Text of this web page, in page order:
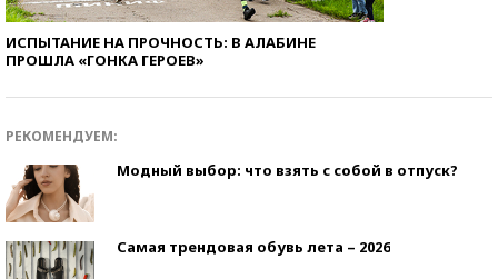
ИСПЫТАНИЕ НА ПРОЧНОСТЬ: В АЛАБИНЕ
ПРОШЛА «ГОНКА ГЕРОЕВ»
РЕКОМЕНДУЕМ:
Модный выбор: что взять с собой в отпуск?
Самая трендовая обувь лета – 2026